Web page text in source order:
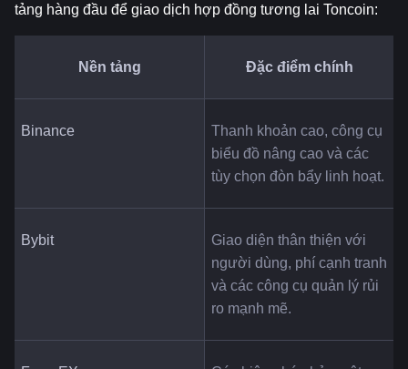
tảng hàng đầu để giao dịch hợp đồng tương lai Toncoin:
Nền tảng Đặc điểm chính
Binance
Thanh khoản cao, công cụ
biểu đồ nâng cao và các
tùy chọn đòn bẩy linh hoạt.
Bybit
Giao diện thân thiện với
người dùng, phí cạnh tranh
và các công cụ quản lý rủi
ro mạnh mẽ.